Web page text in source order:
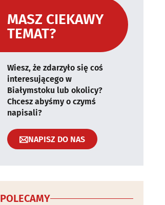
MASZ CIEKAWY
TEMAT?
Wiesz, że zdarzyło się coś
interesującego w
Białymstoku lub okolicy?
Chcesz abyśmy o czymś
napisali?
NAPISZ DO NAS
POLECAMY